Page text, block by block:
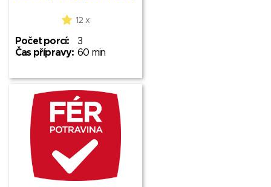
12 x
Počet porcí:
3
Čas přípravy: 60 min